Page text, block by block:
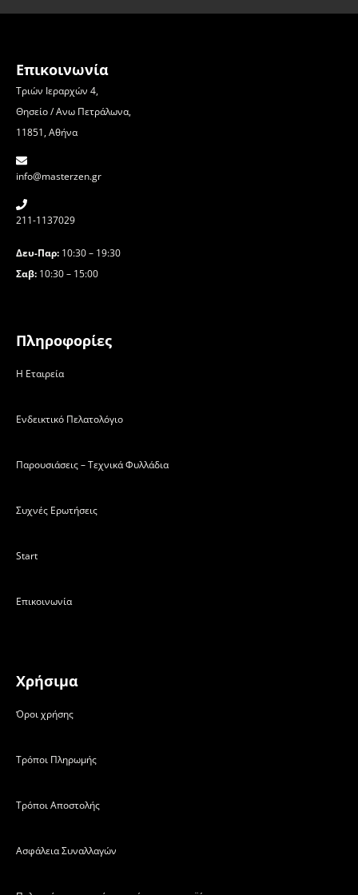
Επικοινωνία
Τριών Ιεραρχών 4,
Θησείο / Ανω Πετράλωνα,
11851, Αθήνα
info@masterzen.gr
211-1137029
Δευ-Παρ: 10:30 – 19:30
Σαβ: 10:30 – 15:00
Πληροφορίες
H Εταιρεία
Ενδεικτικό Πελατολόγιο
Παρουσιάσεις – Τεχνικά Φυλλάδια
Συχνές Ερωτήσεις
Start
Επικοινωνία
Χρήσιμα
Όροι χρήσης
Τρόποι Πληρωμής
Τρόποι Αποστολής
Ασφάλεια Συναλλαγών